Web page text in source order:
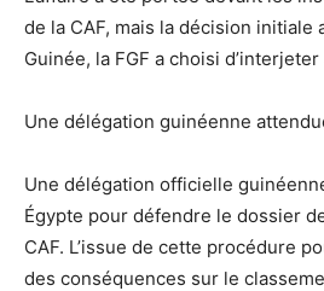
de la CAF, mais la décision initiale
Guinée, la FGF a choisi d’interjeter
Une délégation guinéenne
Une délégation officielle
Égypte pour défendre le dossier
CAF. L’issue de cette procédure
des conséquences sur le